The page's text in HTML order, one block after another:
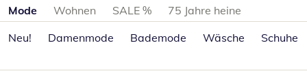
Produktkategorien überspringen
Mode Wohnen SALE %
75 Jahre heine
Neu!
Damenmode Bademode Wäsche Schuhe